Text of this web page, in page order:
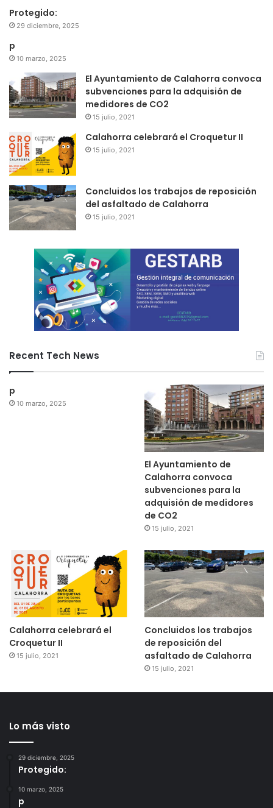
Protegido:
29 diciembre, 2025
p
10 marzo, 2025
El Ayuntamiento de Calahorra convoca
subvenciones para la adquisión de
medidores de CO2
15 julio, 2021
Calahorra celebrará el Croquetur II
15 julio, 2021
Concluidos los trabajos de reposición
del asfaltado de Calahorra
15 julio, 2021
Recent Tech News
p
10 marzo, 2025
El Ayuntamiento de
Calahorra convoca
subvenciones para la
adquisión de medidores
de CO2
15 julio, 2021
Calahorra celebrará el
Croquetur II
15 julio, 2021
Concluidos los trabajos
de reposición del
asfaltado de Calahorra
15 julio, 2021
Lo más visto
29 diciembre, 2025
Protegido:
10 marzo, 2025
p